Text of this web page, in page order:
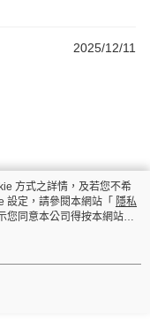
2025/12/11
方式之詳情，及若您不希
設定，請參閱本網站「 隱私
您同意本公司得按本網站使